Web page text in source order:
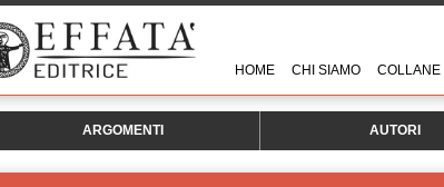
HOME CHI SIAMO COLLANE
ARGOMENTI AUTORI